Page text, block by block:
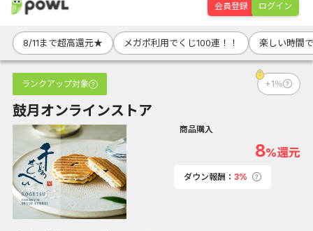
会員登録 ログイン
8/11まで超高還元★ メガポ利用でくじ100連！！ 楽しい時間
ランクアップ対象 +1％
鼓月オンラインストア
商品購入
8%還元
ダウン報酬： 3%